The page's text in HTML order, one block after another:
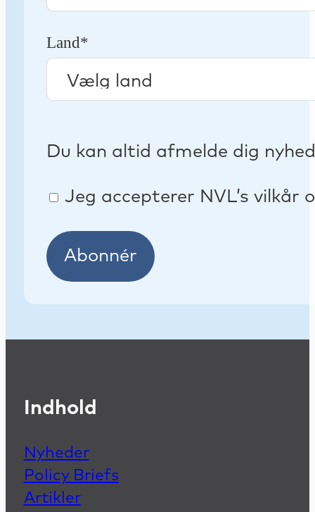
Land*
Du kan altid afmelde dig
Jeg accepterer NVL’s vilkår
Abonnér
Indhold
Nyheder
Policy Briefs
Artikler